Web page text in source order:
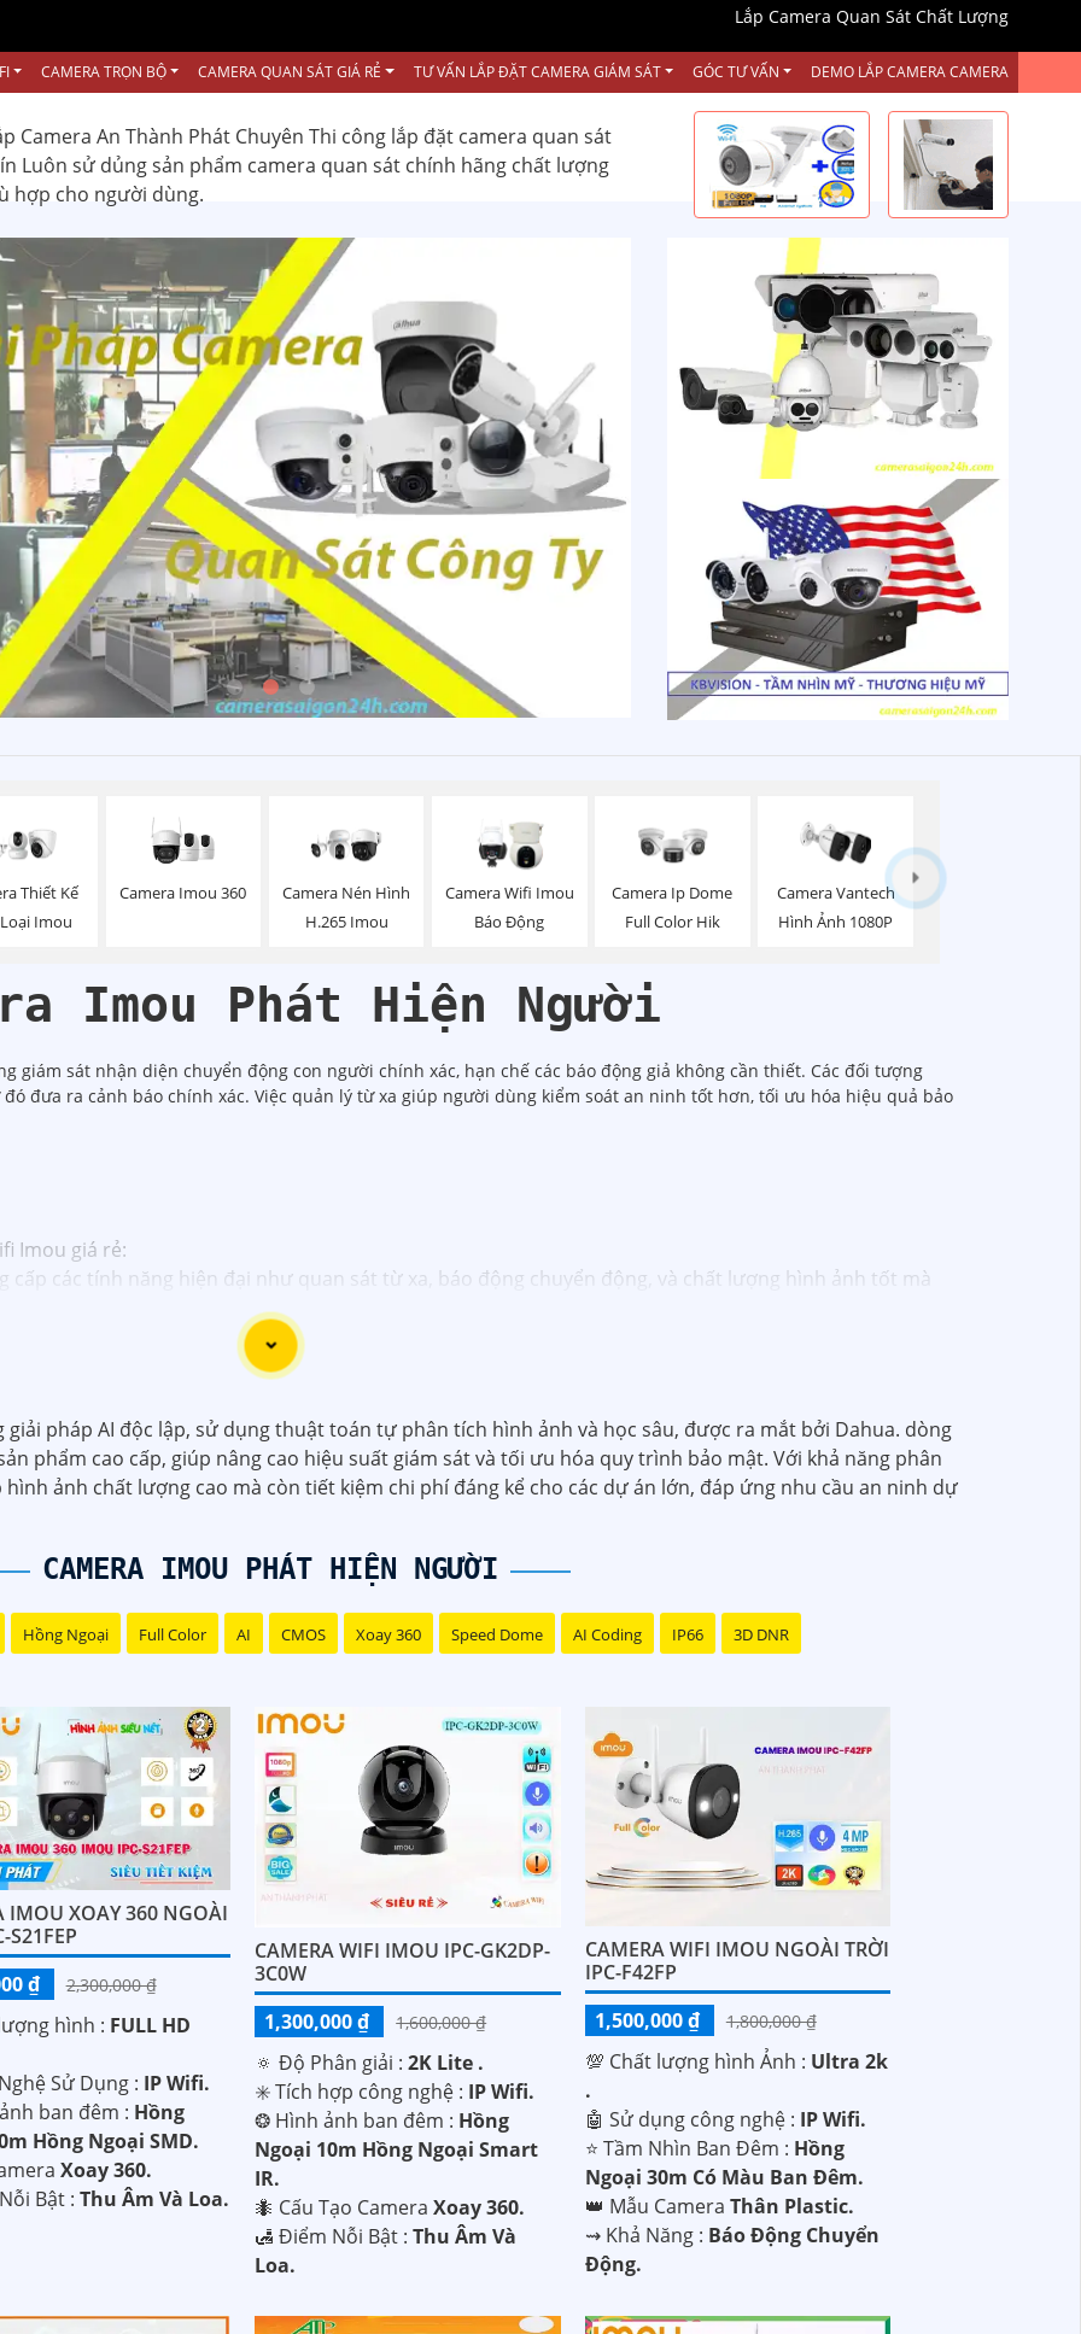
Lắp Camera Quan Sát Chất Lượng
CAMERA TRỌN BỘ CAMERA QUAN SÁT GIÁ RẺ TƯ VẤN LẮP ĐẶT CAMERA GIÁM SÁT GÓC TƯ VẤN DEMO LẮP CAMERA CAMERA
Camera An Thành Phát Chuyên Thi công lắp đặt camera quan sát
Luôn sử dủng sản phẩm camera quan sát chính hãng chất lượng
hợp cho người dùng.
Thiết Kế
Imou
Camera Imou 360
Camera Nén Hình
H.265 Imou
Camera Wifi Imou
Báo Động
Camera Ip Dome
Full Color Hik
Camera Vantech
Hình Ảnh 1080P
Imou Phát Hiện Người
giám sát nhận diện chuyển động con người chính xác, hạn chế các báo động giả không cần thiết. Các đối tượng
đưa ra cảnh báo chính xác. Việc quản lý từ xa giúp người dùng kiểm soát an ninh tốt hơn, tối ưu hóa hiệu quả bảo
Imou giá rẻ:
cấp các tính năng hiện đại như quan sát từ xa, báo động chuyển động, và chất lượng hình ảnh tốt mà
dễ dàng lắp đặt, bạn có thể tự cài đặt và sử dụng mà không cần phải thuê dịch vụ chuyên nghiệp.
xuất bởi một trong những công ty hàng đầu trong lĩnh vực an ninh và giám sát, vì vậy bạn có thể tin
thường được tích hợp các công nghệ mới như trí tuệ nhân tạo, cảm biến chuyển động thông minh
dịch vụ hỗ trợ khách hàng tốt sau khi mua sản phẩm, bảo đảm rằng bạn sẽ có sự trợ giúp nhanh
giải pháp AI độc lập, sử dụng thuật toán tự phân tích hình ảnh và học sâu, được ra mắt bởi Dahua. dòng
phẩm cao cấp, giúp nâng cao hiệu suất giám sát và tối ưu hóa quy trình bảo mật. Với khả năng phân
ảnh chất lượng cao mà còn tiết kiệm chi phí đáng kể cho các dự án lớn, đáp ứng nhu cầu an ninh dự
CAMERA IMOU PHÁT HIỆN NGƯỜI
Hồng Ngoại Full Color AI CMOS Xoay 360 Speed Dome AI Coding IP66 3D DNR
IMOU XOAY 360 NGOÀI
S21FEP
₫
2,300,000 ₫
hình : FULL HD
Sử Dụng : IP Wifi.
ban đêm : Hồng
Hồng Ngoại SMD.
Xoay 360.
Bật : Thu Âm Và Loa.
CAMERA WIFI IMOU IPC-GK2DP-
3C0W
1,300,000 ₫
1,600,000 ₫
🔅 Độ Phân giải :2K Lite .
✳️ Tích hợp công nghệ : IP Wifi.
❂ Hình ảnh ban đêm : Hồng
Ngoại 10m Hồng Ngoại Smart
IR.
🐜 Cấu Tạo CameraXoay 360.
️🛃 Điểm Nỗi Bật :Thu Âm Và
Loa.
CAMERA WIFI IMOU NGOÀI TRỜI
IPC-F42FP
1,500,000 ₫
1,800,000 ₫
💯 Chất lượng hình Ảnh : Ultra 2k
.
🤖️ Sử dụng công nghệ : IP Wifi.
⭐ Tầm Nhìn Ban Đêm : Hồng
Ngoại 30m Có Màu Ban Đêm.
👑 Mẫu Camera Thân Plastic.
️⇝ Khả Năng : Báo Động Chuyển
Động.